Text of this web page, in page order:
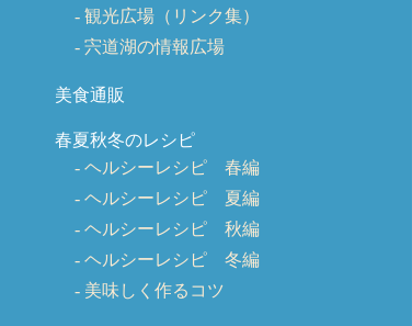
観光広場（リンク集）
宍道湖の情報広場
美食通販
春夏秋冬のレシピ
ヘルシーレシピ 春編
ヘルシーレシピ 夏編
ヘルシーレシピ 秋編
ヘルシーレシピ 冬編
美味しく作るコツ